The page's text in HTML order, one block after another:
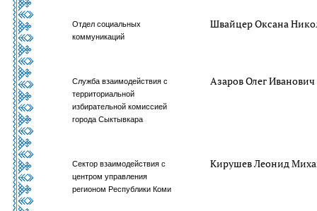
Отдел социальных
коммуникаций
Швайцер Оксана
Служба взаимодействия с
территориальной
избирательной комиссией
города Сыктывкара
Азаров Олег Иванович
Сектор взаимодействия с
центром управления
регионом Республики Коми
Кирушев Леонид